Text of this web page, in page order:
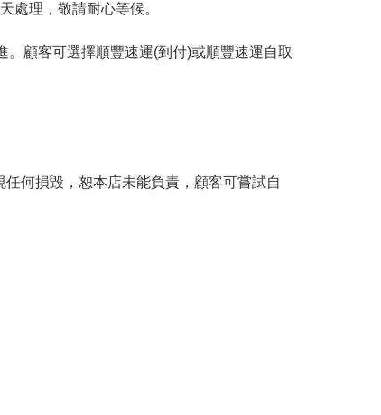
理，敬請耐心等候。
顧客可選擇順豐速運(到付)或順豐速運自取
何損毀，恕本店未能負責，顧客可嘗試自